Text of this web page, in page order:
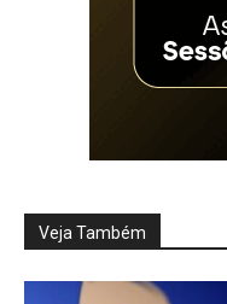
Veja Também